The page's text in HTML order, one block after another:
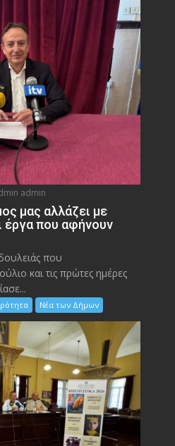
admin
μας αλλάζει με
έργα που αφήνουν
που
και τις πρώτες ημέρες
Νέα των Δήμων